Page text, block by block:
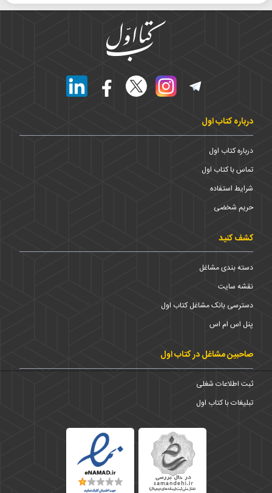
درباره کتاب اول
درباره کتاب اول
تماس با کتاب اول
شرایط استفاده
حریم شخضی
کشف کنید
دسته بندی مشاغل
نقشه سایت
دسترسی بانک مشاغل کتاب اول
پنل اس ام اس
صاحبین مشاغل در کتاب اول
ثبت اطلاعات شغلی
تبلیغات با کتاب اول